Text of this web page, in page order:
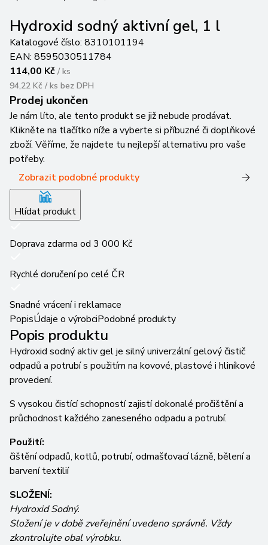
Hydroxid sodný aktivní gel, 1 l
Katalogové číslo: 8310101194
EAN: 8595030511784
114,00 Kč / ks
94,22 Kč / ks bez DPH
Prodej ukončen
Je nám líto, ale tento produkt se již nebude prodávat.
Klikněte na tlačítko níže a vyberte si příbuzné či doplňkové
zboží. Věříme, že najdete tu nejlepší alternativu pro vaše
potřeby.
Zobrazit podobné produkty
Hlídat produkt
Doprava zdarma od 3 000 Kč
Rychlé doručení po celé ČR
Snadné vrácení i reklamace
PopisÚdaje o výrobciPodobné produkty
Popis produktu
Hydroxid sodný aktiv gel je silný univerzální gelový čistič
odpadů a potrubí s použitím na kovové, plastové i hliníkové
provedení.
S vysokou čistící schopností zajistí dokonalé pročištění a
průchodnost každého zaneseného odpadu a potrubí.
Použití:
čištění odpadů, kotlů, potrubí, odmašťovací lázně, bělení a
barvení textilií
SLOŽENÍ:
Hydroxid Sodný.
Složení je v době zveřejnění uvedeno správně. Vždy
zkontrolujte obal výrobku.